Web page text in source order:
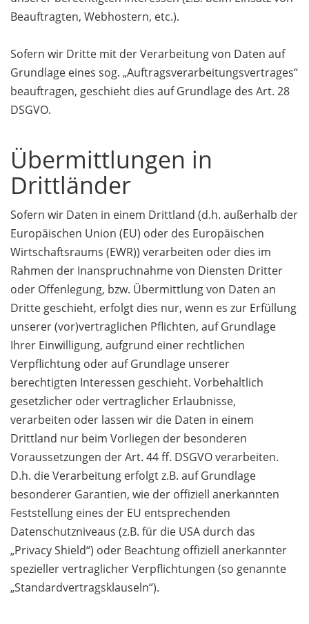
Beauftragten, Webhostern, etc.).
Sofern wir Dritte mit der Verarbeitung von Daten auf
Grundlage eines sog. „Auftragsverarbeitungsvertrages“
beauftragen, geschieht dies auf Grundlage des Art. 28
DSGVO.
Übermittlungen in
Drittländer
Sofern wir Daten in einem Drittland (d.h. außerhalb der
Europäischen Union (EU) oder des Europäischen
Wirtschaftsraums (EWR)) verarbeiten oder dies im
Rahmen der Inanspruchnahme von Diensten Dritter
oder Offenlegung, bzw. Übermittlung von Daten an
Dritte geschieht, erfolgt dies nur, wenn es zur Erfüllung
unserer (vor)vertraglichen Pflichten, auf Grundlage
Ihrer Einwilligung, aufgrund einer rechtlichen
Verpflichtung oder auf Grundlage unserer
berechtigten Interessen geschieht. Vorbehaltlich
gesetzlicher oder vertraglicher Erlaubnisse,
verarbeiten oder lassen wir die Daten in einem
Drittland nur beim Vorliegen der besonderen
Voraussetzungen der Art. 44 ff. DSGVO verarbeiten.
D.h. die Verarbeitung erfolgt z.B. auf Grundlage
besonderer Garantien, wie der offiziell anerkannten
Feststellung eines der EU entsprechenden
Datenschutzniveaus (z.B. für die USA durch das
„Privacy Shield“) oder Beachtung offiziell anerkannter
spezieller vertraglicher Verpflichtungen (so genannte
„Standardvertragsklauseln“).